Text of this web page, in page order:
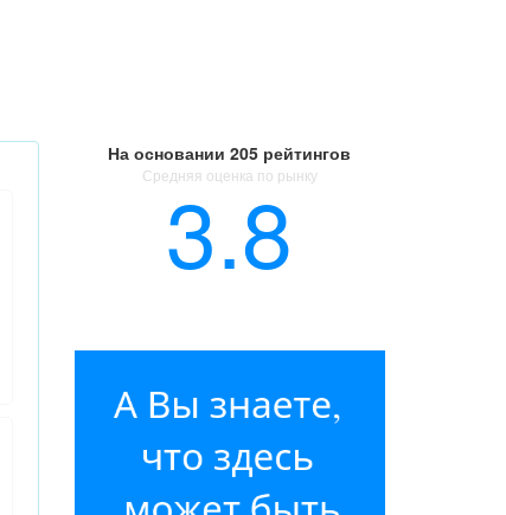
На основании205 рейтингов
Средняя оценка по рынку
3.8